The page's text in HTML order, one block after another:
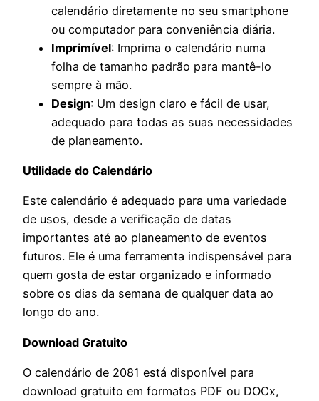
calendário diretamente no seu smartphone
ou computador para conveniência diária.
Imprimível: Imprima o calendário numa
folha de tamanho padrão para mantê-lo
sempre à mão.
Design: Um design claro e fácil de usar,
adequado para todas as suas necessidades
de planeamento.
Utilidade do Calendário
Este calendário é adequado para uma variedade
de usos, desde a verificação de datas
importantes até ao planeamento de eventos
futuros. Ele é uma ferramenta indispensável para
quem gosta de estar organizado e informado
sobre os dias da semana de qualquer data ao
longo do ano.
Download Gratuito
O calendário de 2081 está disponível para
download gratuito em formatos PDF ou DOCx,